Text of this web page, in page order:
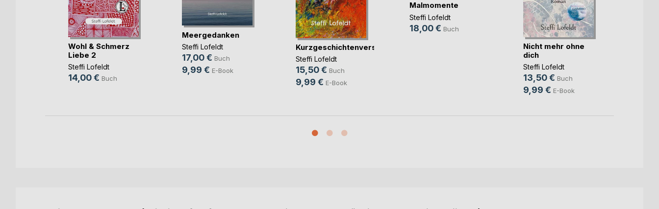
Wohl & Schmerz
Liebe 2
Steffi Lofeldt
14,00 € Buch
Meergedanken
Steffi Lofeldt
17,00 € Buch
9,99 € E-Book
Kurzgeschichtenverse
Steffi Lofeldt
15,50 € Buch
9,99 € E-Book
Malmomente
Steffi Lofeldt
18,00 € Buch
Nicht mehr ohne
dich
Steffi Lofeldt
13,50 € Buch
9,99 € E-Book